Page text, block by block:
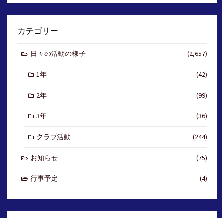
カテゴリー
日々の活動の様子 (2,657)
1年 (42)
2年 (99)
3年 (36)
クラブ活動 (244)
お知らせ (75)
行事予定 (4)